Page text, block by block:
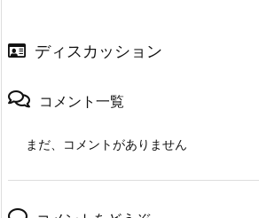
ディスカッション
コメント一覧
まだ、コメントがありません